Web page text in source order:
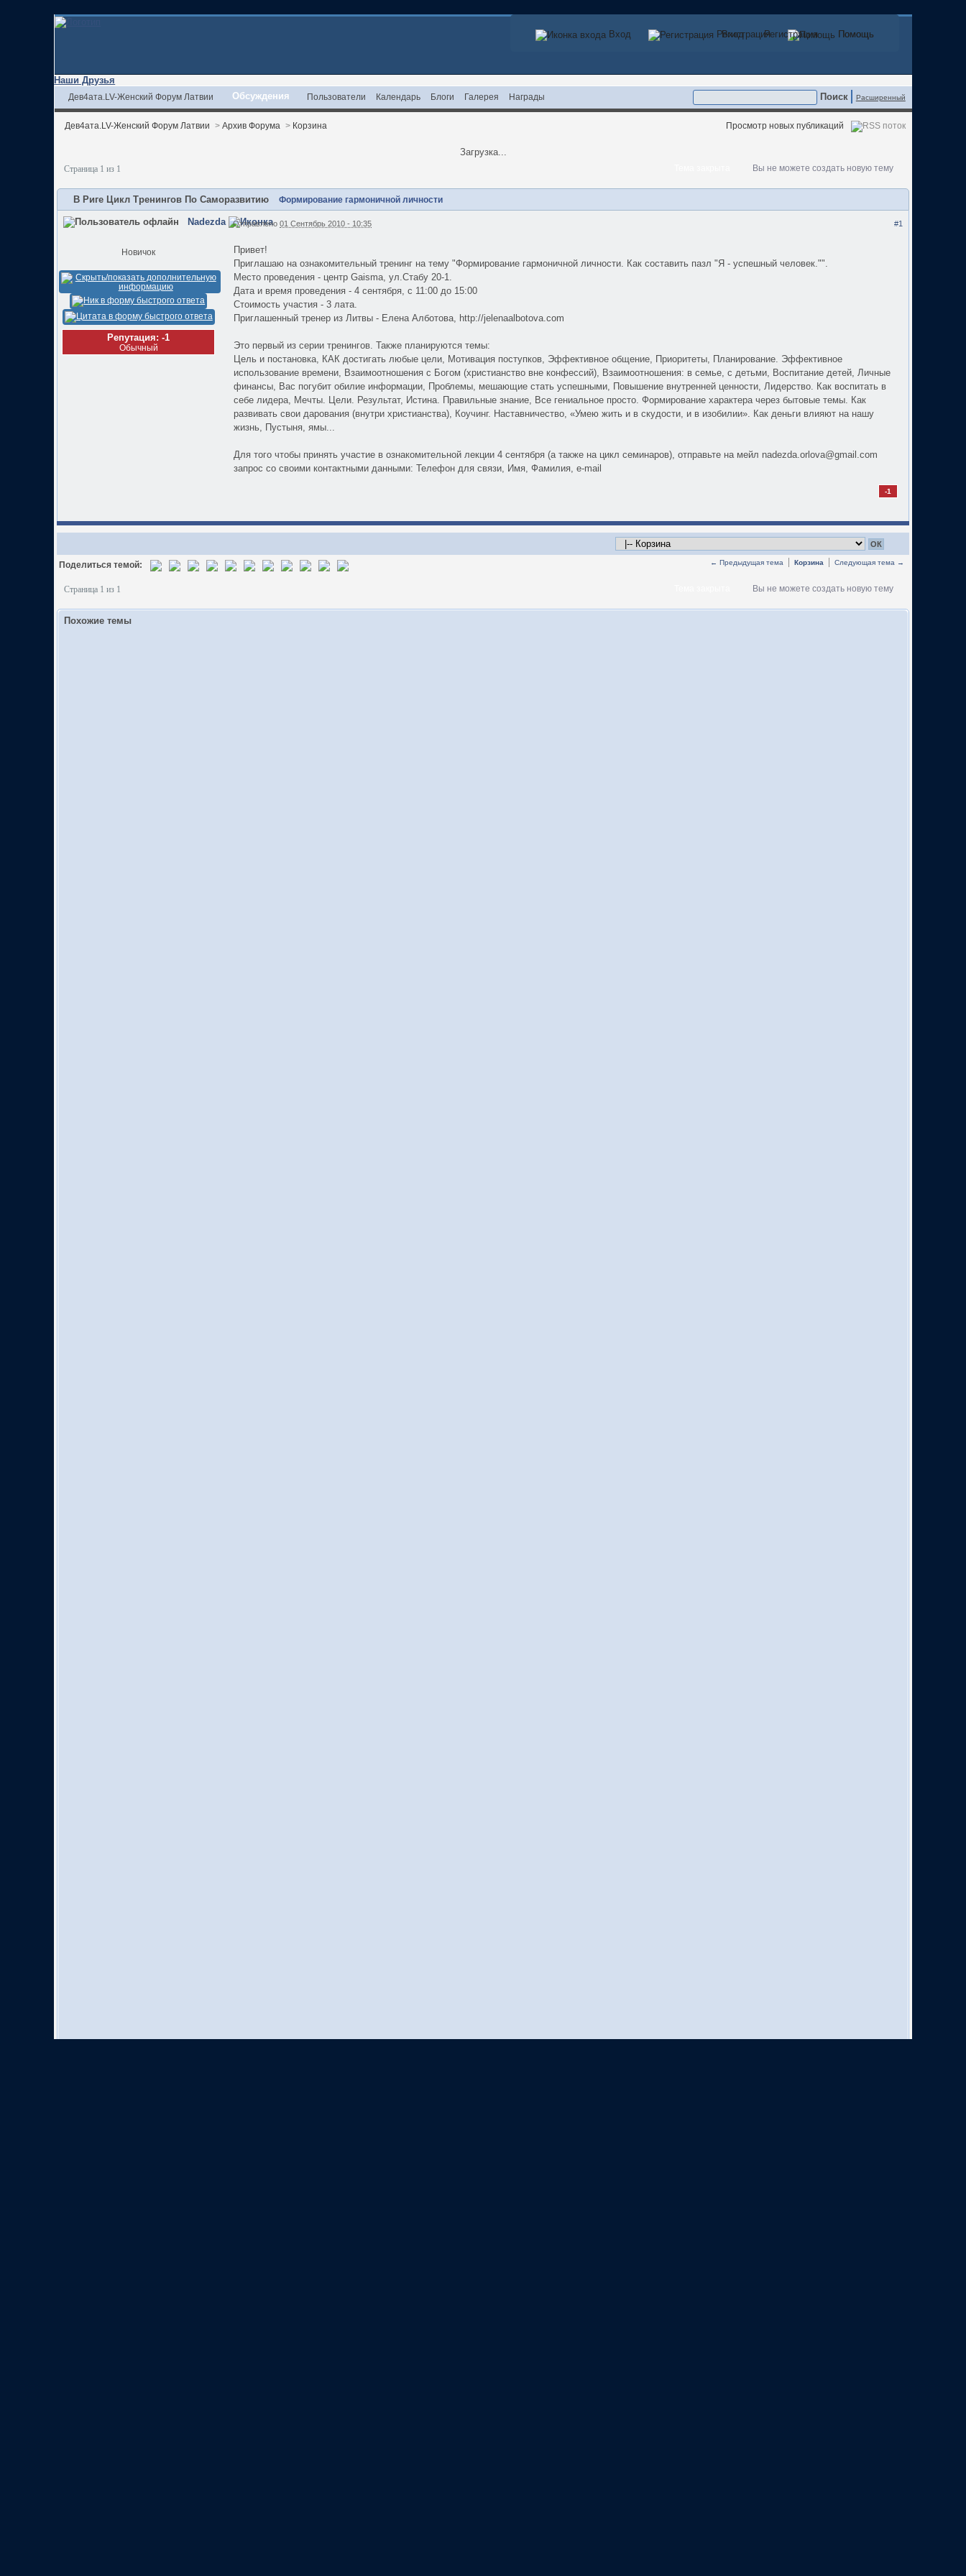
Вход Регистрация Помощь
Вход Регистрация Помощь
Наши Друзья
Расширенный
Дев4ата.LV-Женский Форум Латвии Обсуждения Пользователи Календарь Блоги Галерея Награды
Дев4ата.LV-Женский Форум Латвии > Архив Форума > Корзина Просмотр новых публикаций
Загрузка...
Страница 1 из 1 Вы не можете создать новую тему
В Риге Цикл Тренингов По Саморазвитию Формирование гармоничной личности
#1
Nadezda
Новичок
Репутация: -1
Обычный
Отправлено01 Сентябрь 2010 - 10:35
Привет!
Приглашаю на ознакомительный тренинг на тему "Формирование гармоничной личности. Как составить пазл "Я - успешный человек."".
Место проведения - центр Gaisma, ул.Стабу 20-1.
Дата и время проведения - 4 сентября, с 11:00 до 15:00
Стоимость участия - 3 лата.
Приглашенный тренер из Литвы - Елена Алботова, http://jelenaalbotova.com
Это первый из серии тренингов. Также планируются темы:
Цель и постановка, КАК достигать любые цели, Мотивация поступков, Эффективное общение, Приоритеты, Планирование. Эффективное
использование времени, Взаимоотношения с Богом (христианство вне конфессий), Взаимоотношения: в семье, с детьми, Воспитание детей, Личные
финансы, Вас погубит обилие информации, Проблемы, мешающие стать успешными, Повышение внутренней ценности, Лидерство. Как воспитать в
себе лидера, Мечты. Цели. Результат, Истина. Правильные знание, Все гениальное просто. Формирование характера через бытовые темы. Как
развивать свои дарования (внутри христианства), Коучинг. Наставничество, «Умею жить и в скудости, и в изобилии». Как деньги влияют на нашу
жизнь, Пустыня, ямы...
Для того чтобы принять участие в ознакомительной лекции 4 сентября (а также на цикл семинаров), отправьте на мейл nadezda.orlova@gmail.com
запрос со своими контактными данными: Телефон для связи, Имя, Фамилия, e-mail
-1
← Предыдущая тема Корзина Следующая тема →
Поделиться темой:
Страница 1 из 1 Вы не можете создать новую тему
Похожие темы